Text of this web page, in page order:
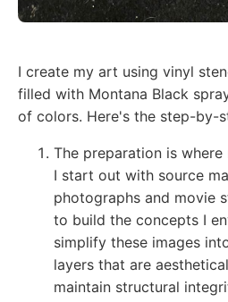
I create my art using vinyl
filled with Montana Black
of colors. Here's the step-by-
The preparation is
I start out with source
photographs and movie
to build the concepts I
simplify these images
layers that are
maintain structural